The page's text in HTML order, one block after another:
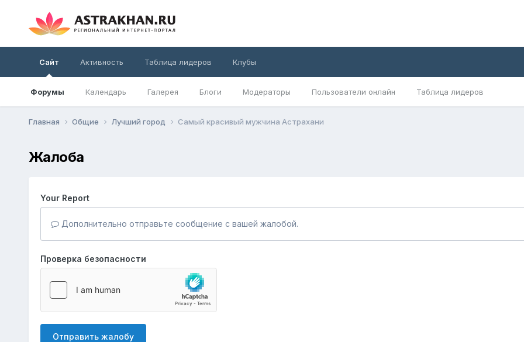
Сайт
Форумы Календарь Галерея Блоги Модераторы Пользователи онлайн Таблица лидеров
Активность Таблица лидеров Клубы
Главная Общие Лучший город Самый красивый мужчина Астрахани
Жалоба
Your Report
Дополнительно отправьте сообщение с вашей жалобой.
Проверка безопасности
Отправить жалобу